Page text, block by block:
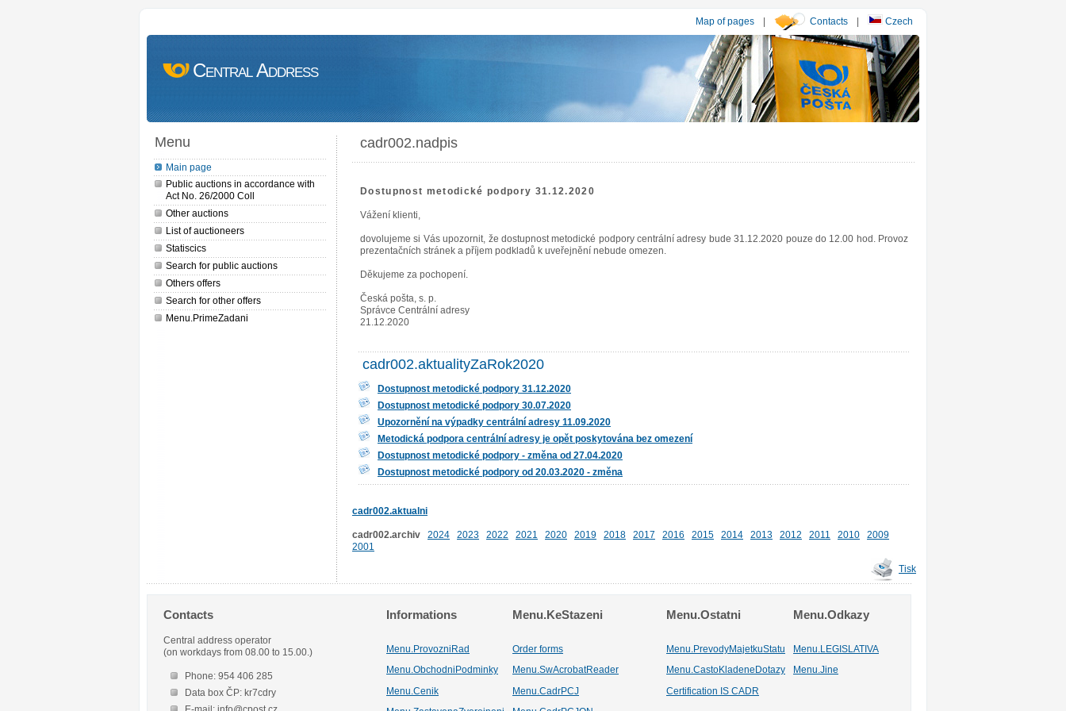
Map of pages | Contacts | Czech
Central Address
Menu
Main page
Public auctions in accordance with
Act No. 26/2000 Coll
Other auctions
List of auctioneers
Statiscics
Search for public auctions
Others offers
Search for other offers
Menu.PrimeZadani
cadr002.nadpis
Dostupnost metodické podpory 31.12.2020
Vážení klienti,
dovolujeme si Vás upozornit, že dostupnost metodické podpory centrální adresy bude 31.12.2020 pouze do 12.00 hod. Provoz
prezentačních stránek a příjem podkladů k uveřejnění nebude omezen.
Děkujeme za pochopení.
Česká pošta, s. p.
Správce Centrální adresy
21.12.2020
cadr002.aktualityZaRok2020
Dostupnost metodické podpory 31.12.2020
Dostupnost metodické podpory 30.07.2020
Upozornění na výpadky centrální adresy 11.09.2020
Metodická podpora centrální adresy je opět poskytována bez omezení
Dostupnost metodické podpory - změna od 27.04.2020
Dostupnost metodické podpory od 20.03.2020 - změna
cadr002.aktualni
cadr002.archiv 2024 2023 2022 2021 2020 2019 2018 2017 2016 2015 2014 2013 2012 2011 2010
2009
2001
Tisk
Contacts
Central address operator
(on workdays from 08.00 to 15.00.)
Phone: 954 406 285
Data box ČP: kr7cdry
Informations Menu.KeStazeni Menu.Ostatni Menu.Odkazy
Menu.ProvozniRad Order forms Menu.PrevodyMajetkuStatu
Menu.LEGISLATIVA
Menu.ObchodniPodminky
Menu.SwAcrobatReader Menu.CastoKladeneDotazy Menu.Jine
Menu.Cenik Menu.CadrPCJ
Certification IS CADR